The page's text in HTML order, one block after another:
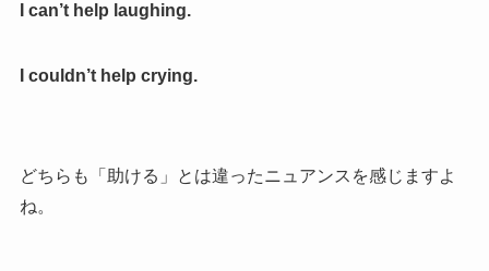
I can’t help laughing.
I couldn’t help crying.
どちらも「助ける」とは違ったニュアンスを感じますよ
ね。